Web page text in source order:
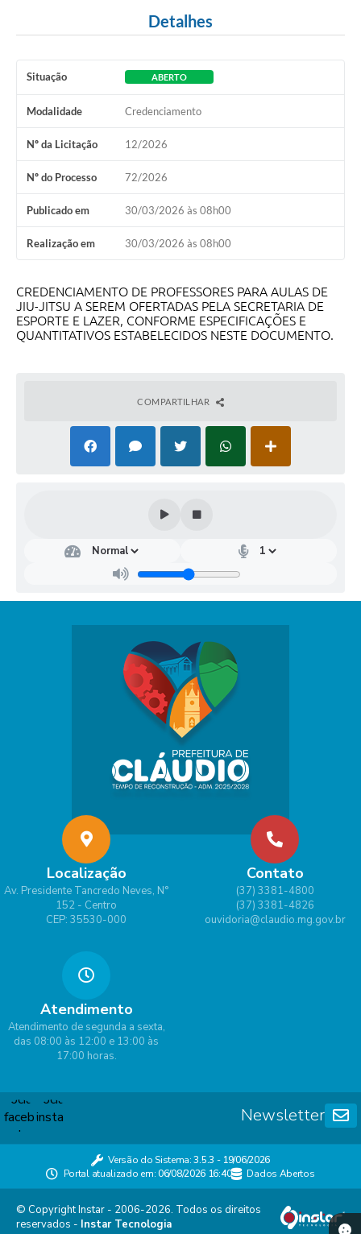
Detalhes
Situação ABERTO
Modalidade Credenciamento
Nº da Licitação 12/2026
Nº do Processo 72/2026
Publicado em 30/03/2026 às 08h00
Realização em 30/03/2026 às 08h00
CREDENCIAMENTO DE PROFESSORES PARA AULAS DE
JIU-JITSU A SEREM OFERTADAS PELA SECRETARIA DE
ESPORTE E LAZER, CONFORME ESPECIFICAÇÕES E
QUANTITATIVOS ESTABELECIDOS NESTE DOCUMENTO.
COMPARTILHAR
Localização
Av. Presidente Tancredo Neves, N°
152 - Centro
CEP: 35530-000
Contato
(37) 3381-4800
(37) 3381-4826
ouvidoria@claudio.mg.gov.br
Atendimento
Atendimento de segunda a sexta,
das 08:00 às 12:00 e 13:00 às
17:00 horas.
Newsletter
Versão do Sistema:3.5.3 - 19/06/2026
Portal atualizado em:06/08/2026 16:40 Dados Abertos
© Copyright Instar - 2006-2026. Todos os direitos
reservados - Instar Tecnologia